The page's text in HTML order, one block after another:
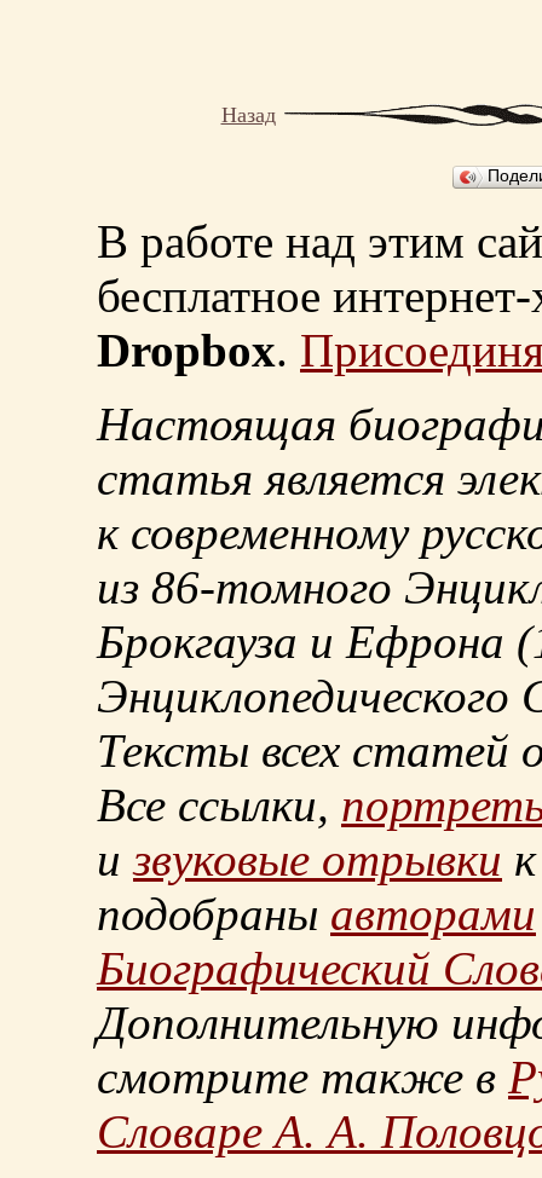
Назад
В работе над этим
бесплатное
Dropbox.
Настоящая
статья является
к современному
из 86-томного
Брокгауза и Ефрона
Энциклопедического
Тексты всех статей
Все ссылки,
извуковые отрывки
подобраны авторами
Биографический
Дополнительную
смотрите также в
Словаре А. А.